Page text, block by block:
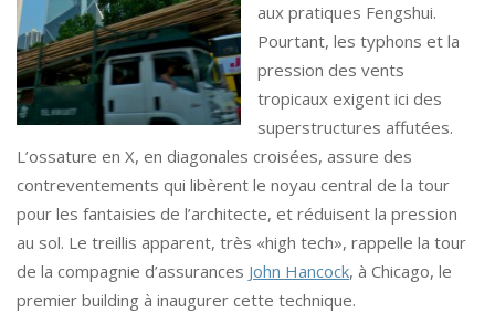
aux pratiques Fengshui.
Pourtant, les typhons et la
pression des vents
tropicaux exigent ici des
superstructures affutées.
L’ossature en X, en diagonales croisées, assure des
contreventements qui libèrent le noyau central de la tour
pour les fantaisies de l’architecte, et réduisent la pression
au sol. Le treillis apparent, très «high tech», rappelle la tour
de la compagnie d’assurances John Hancock, à Chicago, le
premier building à inaugurer cette technique.